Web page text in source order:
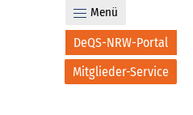
DeQS-NRW-Portal
Mitglieder-Service
Menü